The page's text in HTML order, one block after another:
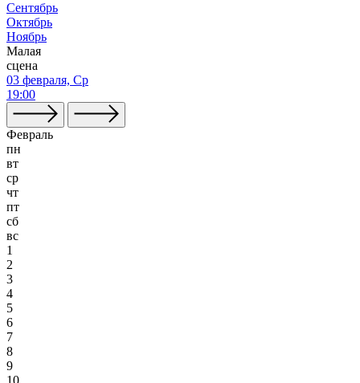
Сентябрь
Октябрь
Ноябрь
Малая
сцена
03 февраля, Ср
19:00
Февраль
пн
вт
ср
чт
пт
сб
вс
1
2
3
4
5
6
7
8
9